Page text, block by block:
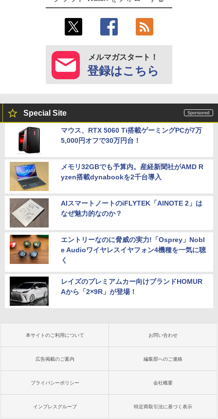
メルマガスタート！
登録はこちら
Special Site
マウス、RTX 5060 Ti搭載ゲーミングPCが7万
5,000円オフで30万円台！
メモリ32GBでも予算内。産経新聞社がAMD R
yzen搭載dynabookを2千台導入
AIスマートノートのiFLYTEK「AINOTE 2」は
なぜ魅力的なのか？
エントリーなのに脅威の実力!「Osprey」Nobl
e Audioワイヤレスイヤフォン4機種を一気に聴
く
レイズのプレミアムカー向けブランドHOMUR
Aから「2×9R」が登場！
本サイトのご利用について お問い合わせ
広告掲載のご案内 編集部へのご連絡
プライバシーポリシー 会社概要
インプレスグループ 特定商取引法に基づく表示